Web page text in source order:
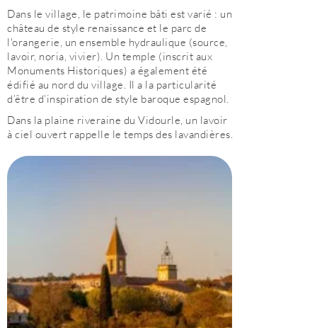
Dans le village, le patrimoine bâti est varié : un
château de style renaissance et le parc de
l'orangerie, un ensemble hydraulique (source,
lavoir, noria, vivier). Un temple (inscrit aux
Monuments Historiques) a également été
édifié au nord du village. Il a la particularité
d’être d’inspiration de style baroque espagnol.
Dans la plaine riveraine du Vidourle, un lavoir
à ciel ouvert rappelle le temps des lavandières.